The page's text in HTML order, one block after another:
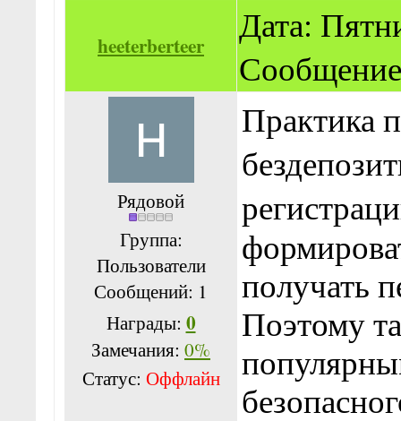
heeterberteer
Дата:
Рядовой
Группа:
Пользователи
Сообщений: 1
Награды: 0
Замечания: 0%
Статус: Оффлайн
Практика
получать
Поэтому